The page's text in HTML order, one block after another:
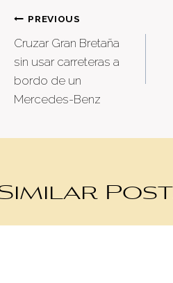
Post
navigation
PREVIOUS
Cruzar Gran Bretaña
sin usar carreteras a
bordo de un
Mercedes-Benz